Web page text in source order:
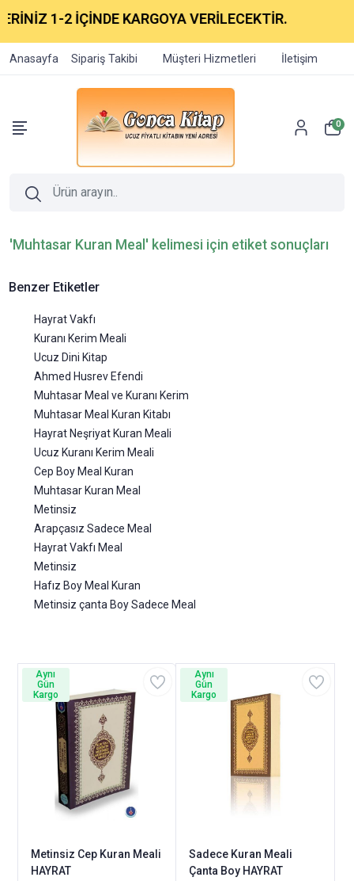
1-2 İÇİNDE KARGOYA VERİLECEKTİR.
Anasayfa Sipariş Takibi Müşteri Hizmetleri İletişim
0
'Muhtasar Kuran Meal' kelimesi için etiket sonuçları
Benzer Etiketler
Hayrat Vakfı
Kuranı Kerim Meali
Ucuz Dini Kitap
Ahmed Husrev Efendi
Muhtasar Meal ve Kuranı Kerim
Muhtasar Meal Kuran Kitabı
Hayrat Neşriyat Kuran Meali
Ucuz Kuranı Kerim Meali
Cep Boy Meal Kuran
Muhtasar Kuran Meal
Metinsiz
Arapçasız Sadece Meal
Hayrat Vakfı Meal
Metinsiz
Hafız Boy Meal Kuran
Metinsiz çanta Boy Sadece Meal
Metinsiz Cep Kuran Meali
HAYRAT
Aynı
Gün
Kargo
Sadece Kuran Meali
Çanta Boy HAYRAT
Aynı
Gün
Kargo